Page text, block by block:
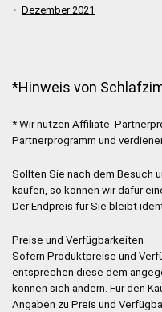
Dezember 2021
*Hinweis von
* Wir nutzen Affiliate
Partnerprogramm und
Sollten Sie nach dem Besuch
kaufen, so können wir dafür
Der Endpreis für Sie bleibt
Preise und Verfügbarkeiten
Sofern Produktpreise und
entsprechen diese dem
können sich ändern. Für den
Angaben zu Preis und